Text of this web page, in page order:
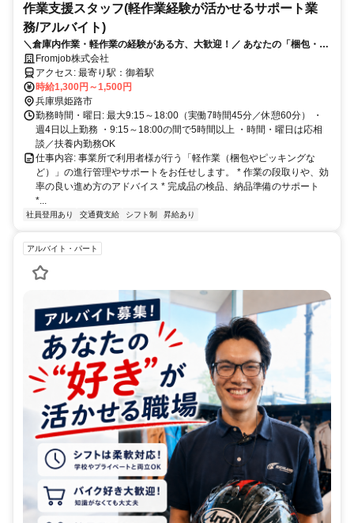
作業支援スタッフ(軽作業経験が活かせるサポート業
務/アルバイト)
＼倉庫内作業・軽作業の経験がある方、大歓迎！／ あなたの「梱包・ピ
ッキング」のスキルが、誰かの成長につながります！
Fromjob株式会社
アクセス: 最寄り駅：御着駅
時給1,300円～1,500円
兵庫県姫路市
勤務時間・曜日: 最大9:15～18:00（実働7時間45分／休憩60分） ・
週4日以上勤務 ・9:15～18:00の間で5時間以上 ・時間・曜日は応相
談／扶養内勤務OK
仕事内容: 事業所で利用者様が行う「軽作業（梱包やピッキングな
ど）」の進行管理やサポートをお任せします。 * 作業の段取りや、効
率の良い進め方のアドバイス * 完成品の検品、納品準備のサポート
*...
社員登用あり 交通費支給 シフト制 昇給あり
アルバイト・パート